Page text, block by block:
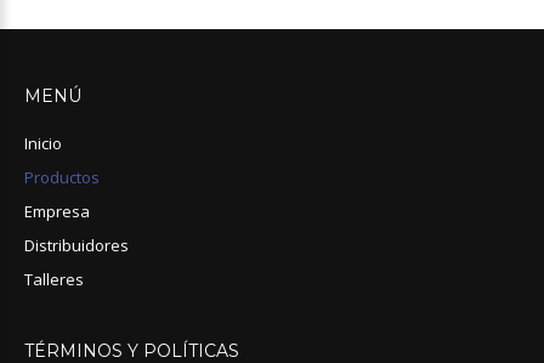
MENÚ
Inicio
Productos
Empresa
Distribuidores
Talleres
TÉRMINOS Y POLÍTICAS